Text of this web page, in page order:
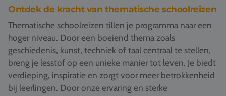
Schoolreis thema's
Voor docenten
Over ons
Een offerte aanvragen
Ontdek de kracht van thematische schoolreizen
Thematische schoolreizen tillen je programma naar een
hoger niveau. Door een boeiend thema zoals
geschiedenis, kunst, techniek of taal centraal te stellen,
breng je lesstof op een unieke manier tot leven. Je biedt
verdieping, inspiratie en zorgt voor meer betrokkenheid
bij leerlingen. Door onze ervaring en sterke